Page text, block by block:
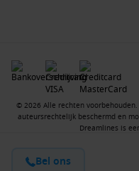
Bel ons
© 2026 Alle rechten
auteursrechtelijk beschermd en
Dreamlines is